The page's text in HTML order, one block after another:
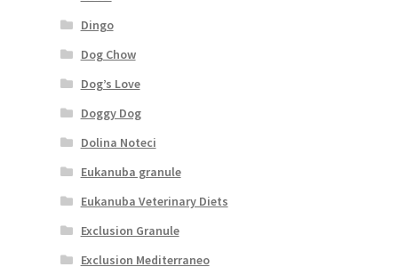
Dingo
Dog Chow
Dog’s Love
Doggy Dog
Dolina Noteci
Eukanuba granule
Eukanuba Veterinary Diets
Exclusion Granule
Exclusion Mediterraneo